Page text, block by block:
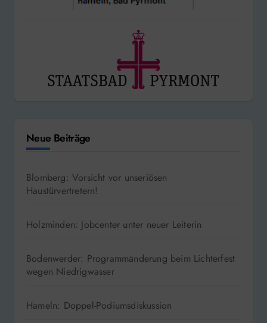
Neue Beiträge
Blomberg: Vorsicht vor unseriösen
Haustürvertretern!
Holzminden: Jobcenter unter neuer Leiterin
Bodenwerder: Programmänderung beim Lichterfest
wegen Niedrigwasser
Hameln: Doppel-Podiumsdiskussion